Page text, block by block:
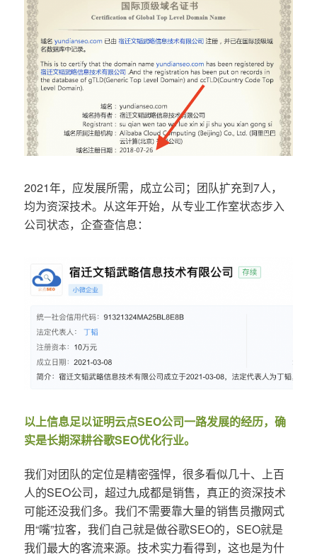
2021年，应发展所需，成立公司；团队扩充到7人，
均为资深技术。从这年开始，从专业工作室状态步入
公司状态，企查查信息：
以上信息足以证明云点SEO公司一路发展的经历，确
实是长期深耕谷歌SEO优化行业。
我们对团队的定位是精密强悍，很多看似几十、上百
人的SEO公司，超过九成都是销售，真正的资深技术
可能还没我们多。我们不需要靠大量的销售员撒网式
用“嘴”拉客，我们自己就是做谷歌SEO的，SEO就是
我们最大的客流来源。技术实力看得到，这也是为什